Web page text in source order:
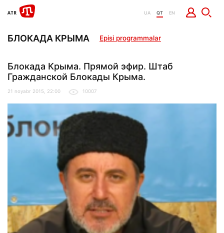
UA QT EN
БЛОКАДА КРЫМА Episi programmalar
Блокада Крыма. Прямой эфир. Штаб
Гражданской Блокады Крыма.
21 noyabr 2015, 22:00 10007